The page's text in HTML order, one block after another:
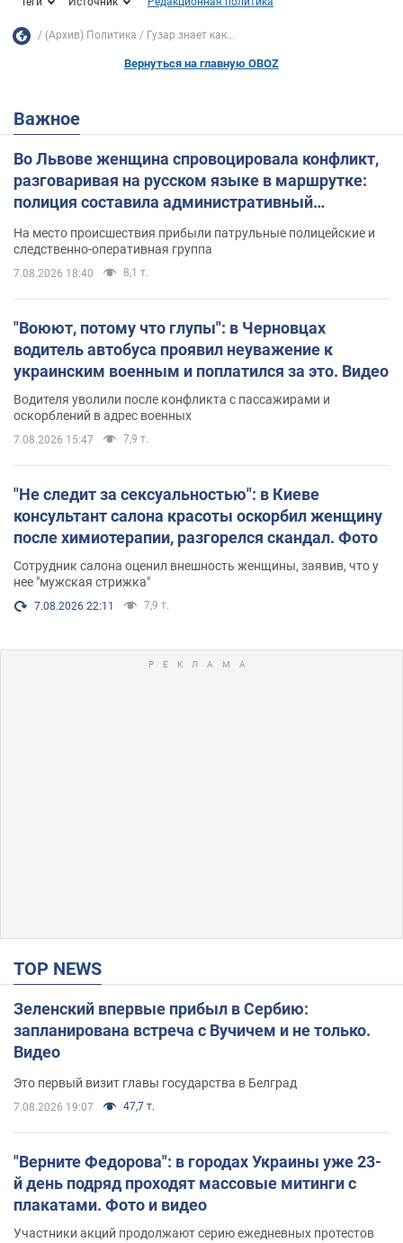
(Архив) Политика Гузар знает как...
Вернуться на главную OBOZ
Важное
Во Львове женщина спровоцировала конфликт,
разговаривая на русском языке в маршрутке:
полиция составила административный
На место происшествия прибыли патрульные полицейские и
следственно-оперативная группа
7.08.2026 18:40 8,1 т.
"Воюют, потому что глупы": в Черновцах
водитель автобуса проявил неуважение к
украинским военным и поплатился за это. Видео
Водителя уволили после конфликта с пассажирами и
оскорблений в адрес военных
7.08.2026 15:47 7,9 т.
"Не следит за сексуальностью": в Киеве
консультант салона красоты оскорбил женщину
после химиотерапии, разгорелся скандал. Фото
Сотрудник салона оценил внешность женщины, заявив, что у
нее "мужская стрижка"
7.08.2026 22:11 7,9 т.
TOP NEWS
Зеленский впервые прибыл в Сербию:
запланирована встреча с Вучичем и не только.
Видео
Это первый визит главы государства в Белград
7.08.2026 19:07 47,7 т.
"Верните Федорова": в городах Украины уже 23-
й день подряд проходят массовые митинги с
плакатами. Фото и видео
Участники акций продолжают серию ежедневных протестов